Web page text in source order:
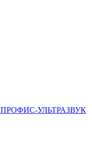
ПРОФИС-УЛЬТРАЗВУК